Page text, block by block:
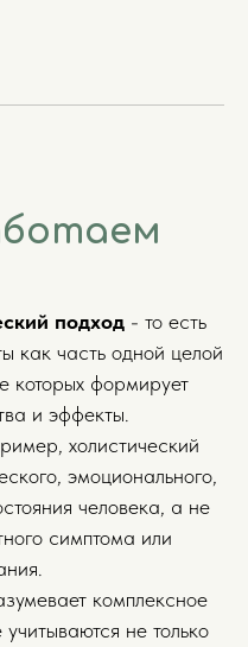
подход- то есть
как часть одной целой
которых формирует
и эффекты.
холистический
эмоционального,
человека, а не
симптома или
комплексное
не только